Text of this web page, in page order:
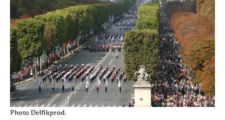
Photo Delfikprod.